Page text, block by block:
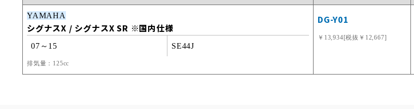
YAMAHA
シグナスX / シグナスX SR ※国内仕様
07～15 SE44J
排気量：125cc
DG-Y01
￥13,934[税抜￥12,667]